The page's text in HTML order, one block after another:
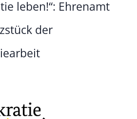
leben!“: Ehrenamt
der